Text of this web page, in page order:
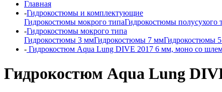
Главная
-Гидрокостюмы и комплектующие
Гидрокостюмы мокрого типаГидрокостюмы полусухого
-Гидрокостюмы мокрого типа
Гидрокостюмы 3 ммГидрокостюмы 7 ммГидрокостюмы
- Гидрокостюм Aqua Lung DIVE 2017 6 мм, моно со
Гидрокостюм Aqua Lung